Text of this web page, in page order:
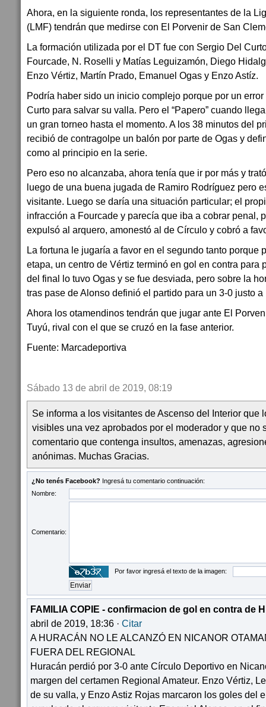
Ahora, en la siguiente ronda, los representantes de la
(LMF) tendrán que medirse con El Porvenir de San
La formación utilizada por el DT fue con Sergio Del
Fourcade, N. Roselli y Matías Leguizamón, Diego
Enzo Vértiz, Martín Prado, Emanuel Ogas y Enzo Astíz.
Podría haber sido un inicio complejo porque por un
Curto para salvar su valla. Pero el “Papero” cuando
un gran torneo hasta el momento. A los 38 minutos del
recibió de contragolpe un balón por parte de Ogas y
como al principio en la serie.
Pero eso no alcanzaba, ahora tenía que ir por más y
luego de una buena jugada de Ramiro Rodríguez pero
visitante. Luego se daría una situación particular; el
infracción a Fourcade y parecía que iba a cobrar penal,
expulsó al arquero, amonestó al de Círculo y cobró a
La fortuna le jugaría a favor en el segundo tanto porque
etapa, un centro de Vértiz terminó en gol en contra para
del final lo tuvo Ogas y se fue desviada, pero sobre la
tras pase de Alonso definió el partido para un 3-0 justo
Ahora los otamendinos tendrán que jugar ante El
Tuyú, rival con el que se cruzó en la fase anterior.
Fuente: Marcadeportiva
Sábado 13 de abril de 2019, 08:19
Se informa a los visitantes de Ascenso del Interior que
visibles una vez aprobados por el moderador y que no
comentario que contenga insultos, amenazas,
anónimas. Muchas Gracias.
¿No tenés Facebook? Ingresá tu comentario continuación:
Nombre:
Comentario:
Por favor ingresá el texto de la imagen:
FAMILIA COPIE - confirmacion de gol en contra de
abril de 2019, 18:36 · Citar
A HURACÁN NO LE ALCANZÓ EN NICANOR
FUERA DEL REGIONAL
Huracán perdió por 3-0 ante Círculo Deportivo en
margen del certamen Regional Amateur. Enzo Vértiz,
de su valla, y Enzo Astiz Rojas marcaron los goles del